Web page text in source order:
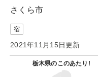
さくら市
宿
2021年11月15日更新
栃木県のこのあたり!